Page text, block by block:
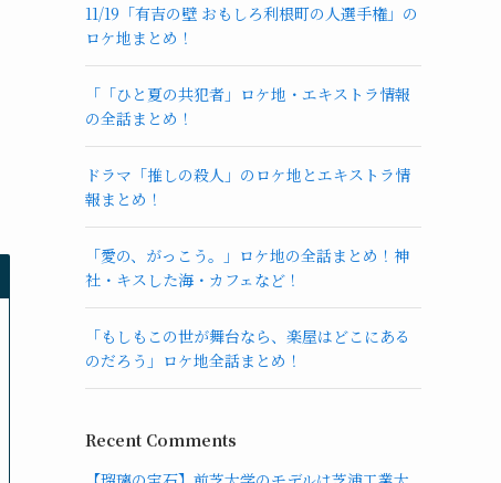
11/19「有吉の壁 おもしろ利根町の人選手権」の
ロケ地まとめ！
「「ひと夏の共犯者」ロケ地・エキストラ情報
の全話まとめ！
ドラマ「推しの殺人」のロケ地とエキストラ情
報まとめ！
「愛の、がっこう。」ロケ地の全話まとめ！神
社・キスした海・カフェなど！
「もしもこの世が舞台なら、楽屋はどこにある
のだろう」ロケ地全話まとめ！
Recent Comments